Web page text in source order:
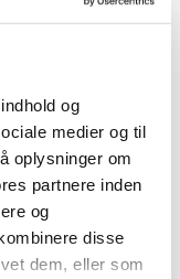
og
medier og til
oplysninger om
partnere inden
og
disse
dem, eller som